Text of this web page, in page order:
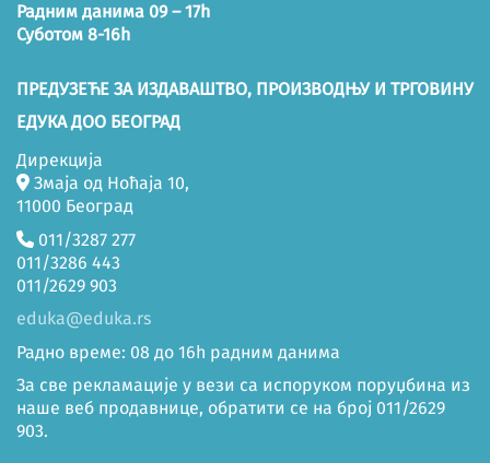
Радним данима 09 – 17h
Суботом 8-16h
ПРЕДУЗЕЋЕ ЗА ИЗДАВАШТВО, ПРОИЗВОДЊУ И ТРГОВИНУ
ЕДУКА ДОО БЕОГРАД
Дирекција
Змаја од Ноћаја 10,
11000 Београд
011/3287 277
011/3286 443
011/2629 903
eduka@eduka.rs
Радно време: 08 до 16h радним данима
За све рекламације у вези са испоруком поруџбина из
наше веб продавнице, обратити се на број 011/2629
903.